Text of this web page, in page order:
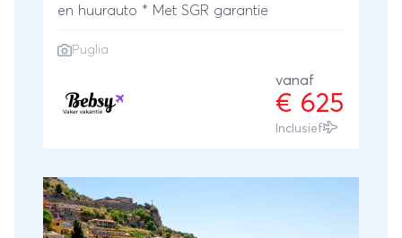
en huurauto * Met SGR garantie
Puglia
vanaf
€ 625
Inclusief